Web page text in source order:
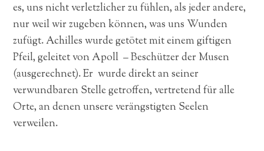
es, uns nicht verletzlicher zu fühlen, als jeder andere,
nur weil wir zugeben können, was uns Wunden
zufügt. Achilles wurde getötet mit einem giftigen
Pfeil, geleitet von Apoll – Beschützer der Musen
(ausgerechnet). Er wurde direkt an seiner
verwundbaren Stelle getroffen, vertretend für alle
Orte, an denen unsere verängstigten Seelen
verweilen.